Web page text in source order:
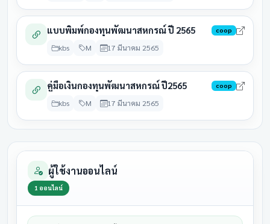
2569
2569
ประชุม
กลุ่มเกษตรกรเลี้ยงสัตว์สาม
31
มีนาคม
2569
สหกรณ์การเกษตรกู้ดินหินผา
ฟ้าน้ำ
31
28 สิงหาคม
สหกรณ์การเกษตรแก้งคร้อ
31
มีนาคม
2569
รอดำเนิ
สหกรณ์การเกษตร
คอนสวรรค์
2569
แบบพิมพ์กองทุนพัฒนาสหกรณ์ ปี 2565
kbs M 17 มีนาคม 2565
coop
คู่มือเงินกองทุนพัฒนาสหกรณ์ ปี2565
kbs M 17 มีนาคม 2565
coop
ผู้ใช้งานออนไลน์
1 ออนไลน์